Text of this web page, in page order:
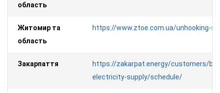
область
Житомир та
область
https://www.ztoe.com.ua/unhooking-
Закарпаття
https://zakarpat.energy/customers/
electricity-supply/schedule/